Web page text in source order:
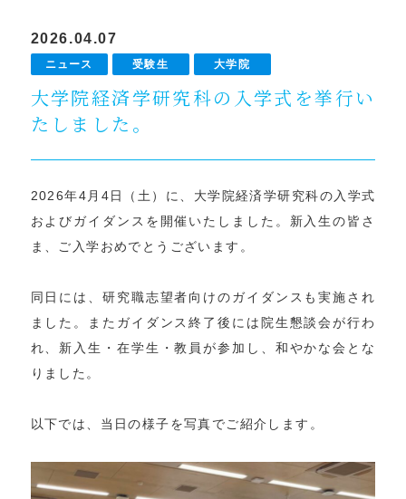
2026.04.07
ニュース 受験生 大学院
大学院経済学研究科の入学式を挙行い
たしました。
2026年4月4日（土）に、大学院経済学研究科の入学式
およびガイダンスを開催いたしました。新入生の皆さ
ま、ご入学おめでとうございます。
同日には、研究職志望者向けのガイダンスも実施され
ました。またガイダンス終了後には院生懇談会が行わ
れ、新入生・在学生・教員が参加し、和やかな会とな
りました。
以下では、当日の様子を写真でご紹介します。